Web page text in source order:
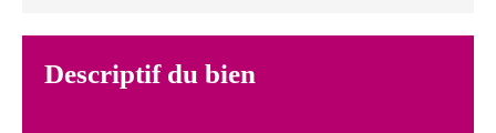
Descriptif du bien